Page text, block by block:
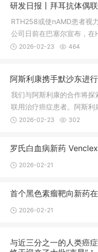
识别帮助癌细胞逃避免疫攻
PR-Cas9“分子剪刀”系统
表达基因，从而鉴定哪些基
研发日报丨拜耳抗体偶
RTH258或使nAMD患者视
公司日前在巴塞尔宣布，在
中，RTH2586mg治疗方案
链转移抑制剂和
合的有效性和安全性，用于
oDerm是一家中
2026-02-23 464
阿斯利康携手默沙东进
我们与阿斯利康的合作将探
联用治疗癌症患者。阿斯
球占率伙伴关系，共同开
阿斯利康治疗包括甲状腺癌
剂selumetinib药物。此外
的PD-L1药物（Imfinzi或
2026-02-23 302
罗氏白血病新药
2026-02-21
首个黑色素瘤靶向新药
2026-02-21
与近三分之一的人类癌